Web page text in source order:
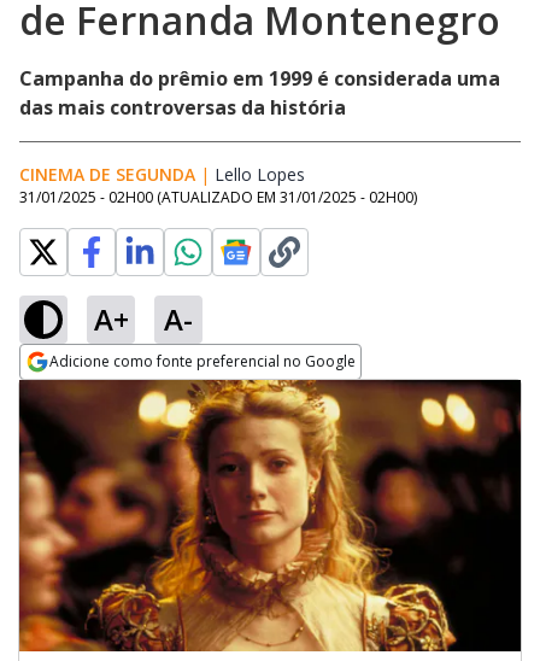
de Fernanda Montenegro
Campanha do prêmio em 1999 é considerada uma
das mais controversas da história
CINEMA DE SEGUNDA | Lello Lopes
31/01/2025 - 02H00 (ATUALIZADO EM 31/01/2025 - 02H00)
A+ A-
Adicione como fonte preferencial no Google
Opens in new window